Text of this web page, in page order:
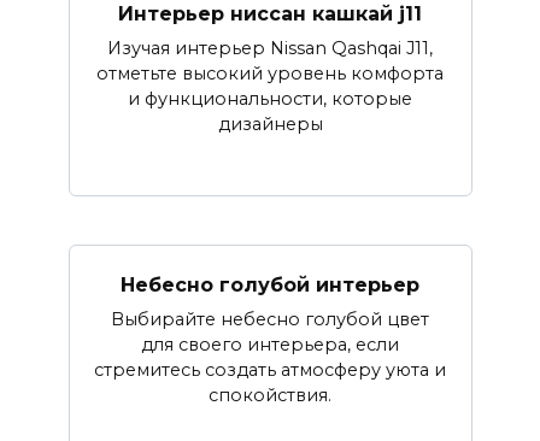
Интерьер ниссан кашкай j11
Изучая интерьер Nissan Qashqai J11,
отметьте высокий уровень комфорта
и функциональности, которые
дизайнеры
Небесно голубой интерьер
Выбирайте небесно голубой цвет
для своего интерьера, если
стремитесь создать атмосферу уюта и
спокойствия.